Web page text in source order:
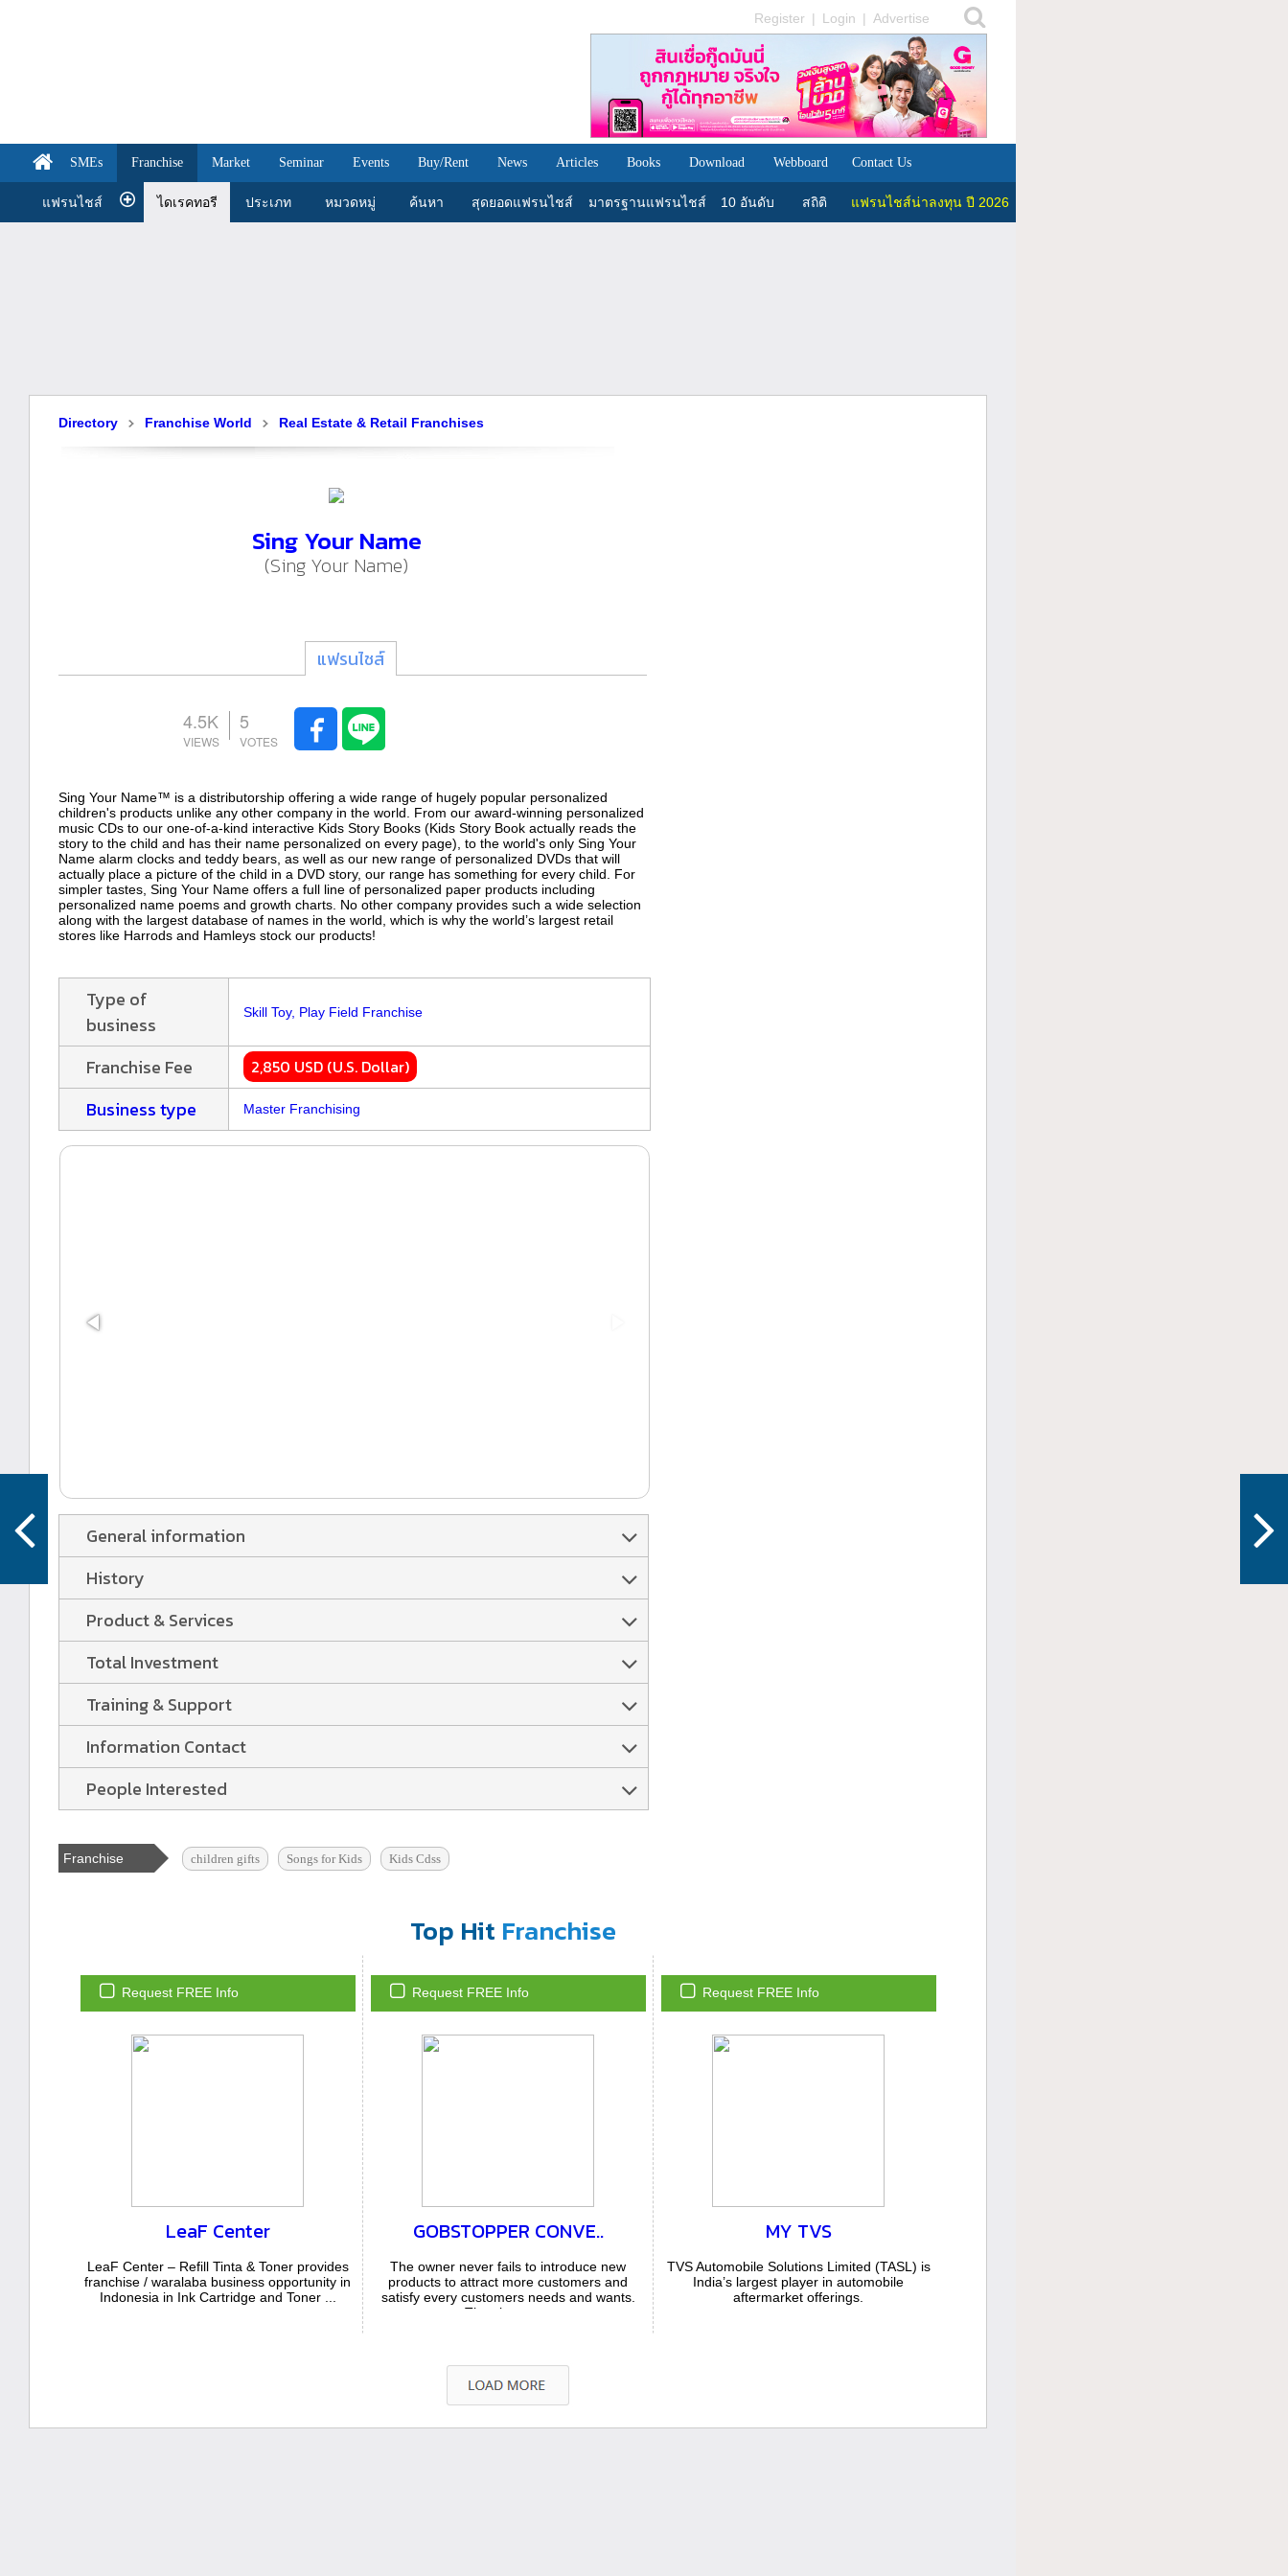
Register | Login | Advertise
SMEs Franchise Market Seminar Events Buy/Rent News Articles Books Download Webboard Contact Us
แฟรนไชส์ ไดเรคทอรี ประเภท หมวดหมู่ ค้นหา สุดยอดแฟรนไชส์ มาตรฐานแฟรนไชส์ 10 อันดับ สถิติ แฟรนไชส์น่าลงทุน ปี 2026
Directory Franchise World Real Estate & Retail Franchises
Sing Your Name
(Sing Your Name)
แฟรนไชส์
4.5K 5
Sing Your Name™ is a distributorship offering a wide range of hugely popular personalized
children's products unlike any other company in the world. From our award-winning personalized
music CDs to our one-of-a-kind interactive Kids Story Books (Kids Story Book actually reads the
story to the child and has their name personalized on every page), to the world's only Sing Your
Name alarm clocks and teddy bears, as well as our new range of personalized DVDs that will
actually place a picture of the child in a DVD story, our range has something for every child. For
simpler tastes, Sing Your Name offers a full line of personalized paper products including
personalized name poems and growth charts. No other company provides such a wide selection
along with the largest database of names in the world, which is why the world’s largest retail
stores like Harrods and Hamleys stock our products!
Type of
business
Skill Toy, Play Field Franchise
Franchise Fee 2,850 USD (U.S. Dollar)
Business type Master Franchising
General information
History
Product & Services
Total Investment
Training & Support
Information Contact
People Interested
Franchise
children gifts Songs for Kids Kids Cdss
Top Hit Franchise
Request FREE Info
LeaF Center
LeaF Center – Refill Tinta & Toner provides
franchise / waralaba business opportunity in
Indonesia in Ink Cartridge and Toner ...
Request FREE Info
GOBSTOPPER CONVE..
The owner never fails to introduce new
products to attract more customers and
satisfy every customers needs and wants.
They keep o...
Request FREE Info
MY TVS
TVS Automobile Solutions Limited (TASL) is
India’s largest player in automobile
aftermarket offerings.